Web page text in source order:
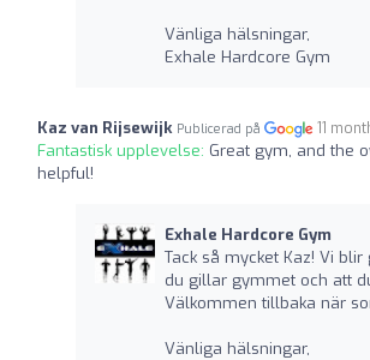
Vänliga hälsningar,
Exhale Hardcore Gym
Kaz van Rijsewijk Publicerad på 11
Fantastisk upplevelse: Great gym, and the
helpful!
Exhale Hardcore Gym
Tack så mycket Kaz! Vi
du gillar gymmet och att
Välkommen tillbaka när
Vänliga hälsningar,